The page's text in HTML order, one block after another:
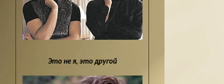
Это не я, это другой